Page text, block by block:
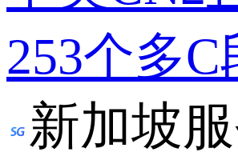
253个多
新加坡